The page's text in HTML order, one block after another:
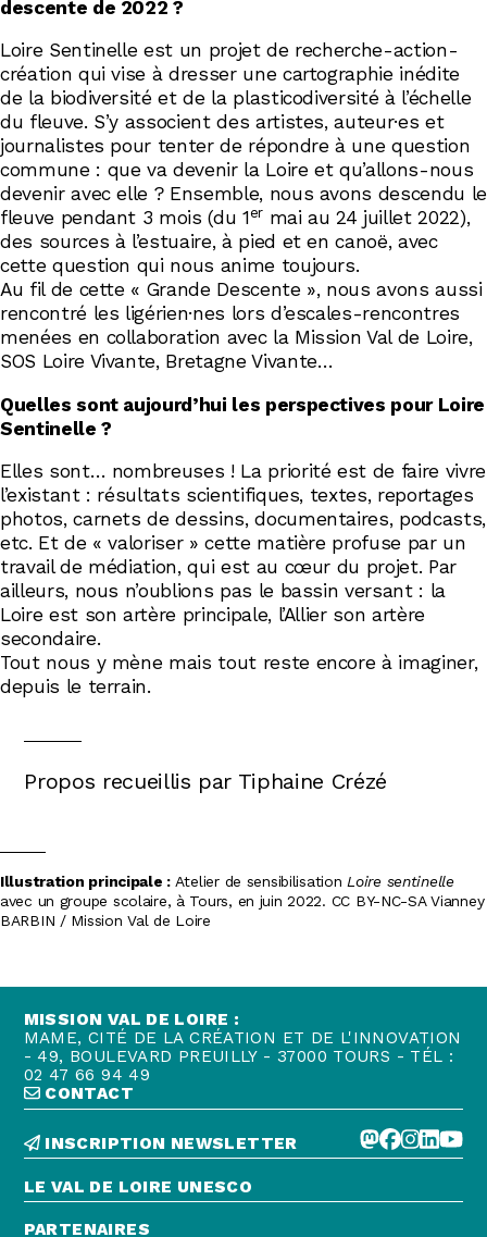
descente de 2022 ?
Loire Sentinelle est un projet de recherche-action-
création qui vise à dresser une cartographie inédite
de la biodiversité et de la plasticodiversité à l’échelle
du fleuve. S’y associent des artistes, auteur·es et
journalistes pour tenter de répondre à une question
commune : que va devenir la Loire et qu’allons-nous
devenir avec elle ? Ensemble, nous avons descendu le
fleuve pendant 3 mois (du 1ermai au 24 juillet 2022),
des sources à l’estuaire, à pied et en canoë, avec
cette question qui nous anime toujours.
Au fil de cette « Grande Descente », nous avons aussi
rencontré les ligérien·nes lors d’escales-rencontres
menées en collaboration avec la Mission Val de Loire,
SOS Loire Vivante, Bretagne Vivante…
Quelles sont aujourd’hui les perspectives pour Loire
Sentinelle ?
Elles sont… nombreuses ! La priorité est de faire vivre
l’existant : résultats scientifiques, textes, reportages
photos, carnets de dessins, documentaires, podcasts,
etc. Et de « valoriser » cette matière profuse par un
travail de médiation, qui est au cœur du projet. Par
ailleurs, nous n’oublions pas le bassin versant : la
Loire est son artère principale, l’Allier son artère
secondaire.
Tout nous y mène mais tout reste encore à imaginer,
depuis le terrain.
Propos recueillis par Tiphaine Crézé
Illustration principale : Atelier de sensibilisation Loire sentinelle
avec un groupe scolaire, à Tours, en juin 2022. CC BY-NC-SA Vianney
BARBIN / Mission Val de Loire
MISSION VAL DE LOIRE :
MAME, CITÉ DE LA CRÉATION ET DE L'INNOVATION
- 49, BOULEVARD PREUILLY - 37000 TOURS - TÉL :
02 47 66 94 49
CONTACT
INSCRIPTION NEWSLETTER
LE VAL DE LOIRE UNESCO
PARTENAIRES